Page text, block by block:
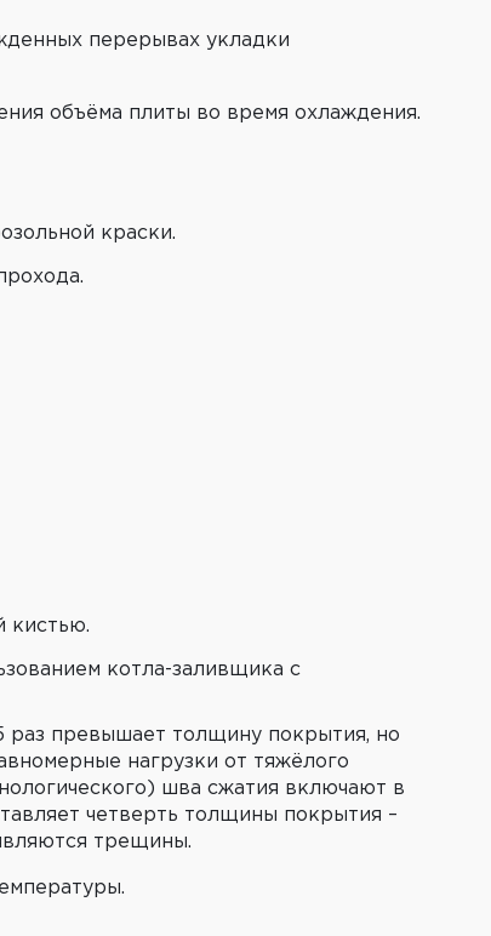
перерывах укладки
объёма плиты во время охлаждения.
краски.
кистью.
котла-заливщика с
раз превышает толщину покрытия, но
нагрузки от тяжёлого
шва сжатия включают в
четверть толщины покрытия –
трещины.